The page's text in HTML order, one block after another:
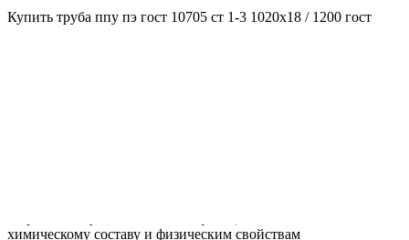
Купить труба ппу пэ гост 10705 ст 1-3 1020x18 / 1200 гост
Диаметр трубы, мм
?
химическому составу и физическим свойствам